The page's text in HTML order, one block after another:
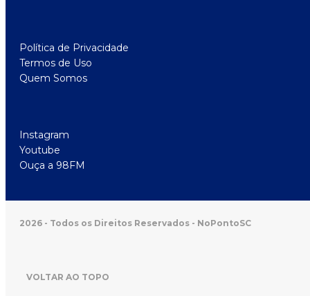
Política de Privacidade
Termos de Uso
Quem Somos
Instagram
Youtube
Ouça a 98FM
2026 - Todos os Direitos Reservados - NoPontoSC
VOLTAR AO TOPO